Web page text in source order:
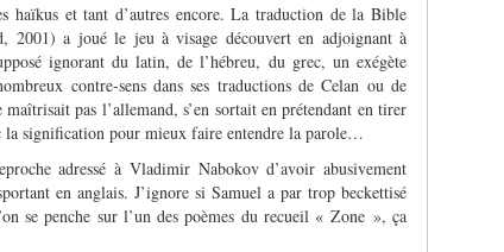
haïkus et tant d’autres encore. La traduction de la Bible
2001) a joué le jeu à visage découvert en adjoignant à
ignorant du latin, de l’hébreu, du grec, un exégète
contre-sens dans ses traductions de Celan ou de
pas l’allemand, s’en sortait en prétendant en tirer
la signification pour mieux faire entendre la parole…
adressé à Vladimir Nabokov d’avoir abusivement
en anglais. J’ignore si Samuel a par trop beckettisé
se penche sur l’un des poèmes du recueil « Zone », ça